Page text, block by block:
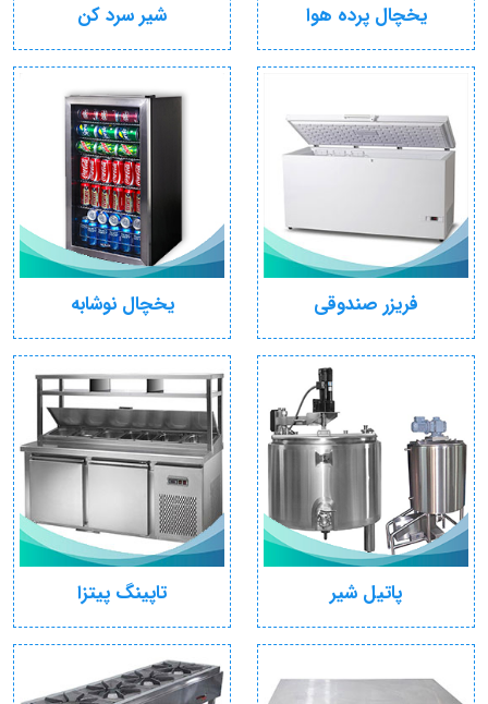
یخچال پرده هوا شیر سرد کن
فریزر صندوقی یخچال نوشابه
پاتیل شیر تاپینگ پیتزا